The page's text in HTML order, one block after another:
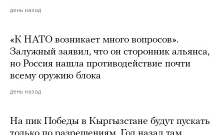
день назад
«К НАТО возникает много вопросов».
Залужный заявил, что он сторонник альянса,
но Россия нашла противодействие почти
всему оружию блока
день назад
На пик Победы в Кыргызстане будут пускать